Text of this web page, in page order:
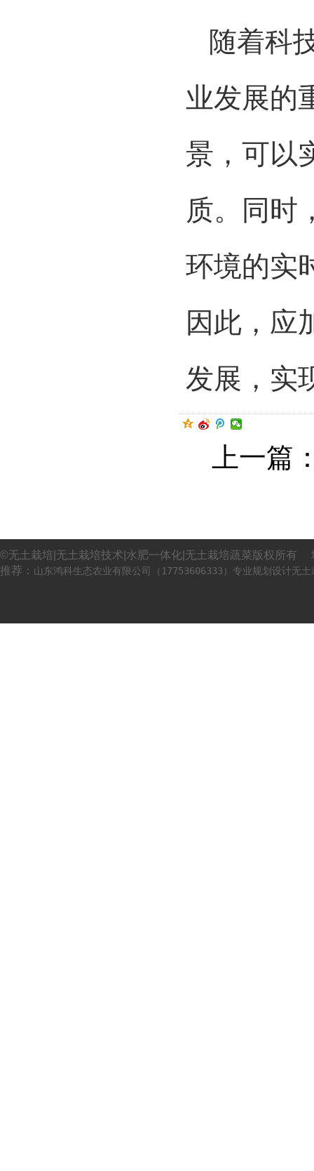
随着科
业发展的
景，可以
质。同时
环境的实
因此，应
发展，实
上一篇
©无土栽培|无土栽培技术|水肥一体化|无土栽培蔬菜版权所有
推荐： 山东鸿科生态农业有限公司（17753606333）专业规划设计无